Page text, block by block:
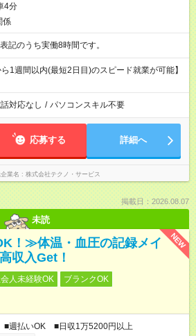
4分
係
～17:30 ※表記のうち実働8時間です。
1週間以内(最短2日目)のスピード就業が可能】
対応なし / パソコンスキル不要
応募する 詳細へ
業名 株式会社テクノ・サービス
掲載日：2026.08.07
未読
NEW
！≫体温・血圧の記録メイ
収入Get！
人未経験OK
ブランクOK
週払いOK ■日収1万5200円以上